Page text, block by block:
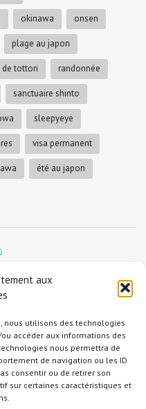
aux
nous utilisons des technologies
accéder aux informations des
nous permettra de
de navigation ou les ID
consentir ou de retirer son
sur certaines caractéristiques et
okinawa onsen
plage au japon
de tottori randonnée
sanctuaire shinto
sleepyeye
visa permanent
été au japon